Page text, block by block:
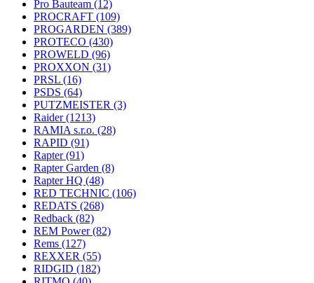
Pro Bauteam (12)
PROCRAFT (109)
PROGARDEN (389)
PROTECO (430)
PROWELD (96)
PROXXON (31)
PRSL (16)
PSDS (64)
PUTZMEISTER (3)
Raider(1213)
RAMIA s.r.o. (28)
RAPID (91)
Rapter(91)
Rapter Garden (8)
Rapter HQ (48)
RED TECHNIC (106)
REDATS (268)
Redback (82)
REM Power(82)
Rems (127)
REXXER (55)
RIDGID (182)